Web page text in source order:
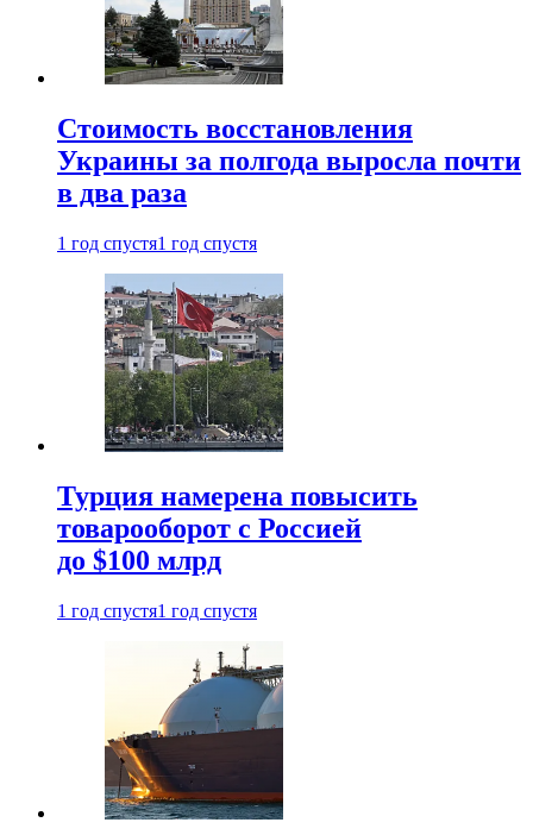
Стоимость восстановления
Украины за полгода выросла почти
в два раза
1 год спустя1 год спустя
Турция намерена повысить
товарооборот с Россией
до $100 млрд
1 год спустя1 год спустя